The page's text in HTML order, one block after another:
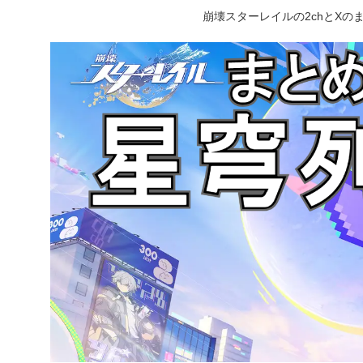
崩壊スターレイルの2chとXの